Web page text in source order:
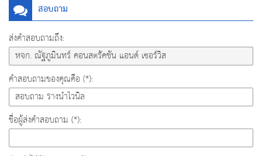
สอบถาม
ส่งคำสอบถามถึง:
คำสอบถามของคุณคือ (*):
ชื่อผู้ส่งคำสอบถาม (*):